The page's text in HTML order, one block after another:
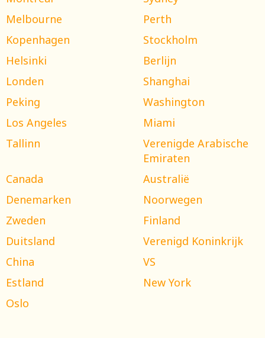
Melbourne
Perth
Kopenhagen
Stockholm
Helsinki
Berlijn
Londen
Shanghai
Peking
Washington
Los Angeles
Miami
Tallinn
Verenigde Arabische
Emiraten
Canada
Australië
Denemarken
Noorwegen
Zweden
Finland
Duitsland
Verenigd Koninkrijk
China
VS
Estland
New York
Oslo